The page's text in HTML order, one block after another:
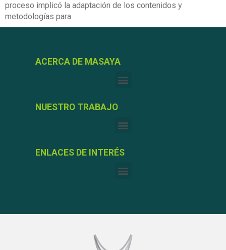
proceso implicó la adaptación de los contenidos y
metodologías para
ACERCA DE MASAYA
NUESTRO TRABAJO
ENLACES DE INTERÉS